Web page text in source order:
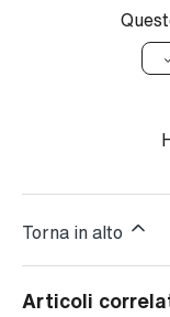
Torna in alto
Articoli